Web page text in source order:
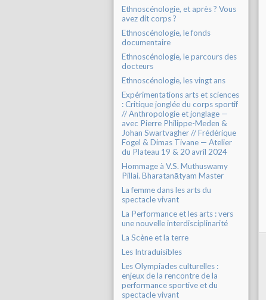
Ethnoscénologie, et après ? Vous
avez dit corps ?
Ethnoscénologie, le fonds
documentaire
Ethnoscénologie, le parcours des
docteurs
Ethnoscénologie, les vingt ans
Expérimentations arts et sciences
: Critique jonglée du corps sportif
// Anthropologie et jonglage —
avec Pierre Philippe-Meden &
Johan Swartvagher // Frédérique
Fogel & Dimas Tivane — Atelier
du Plateau 19 & 20 avril 2024
Hommage à V.S. Muthuswamy
Pillai. Bharatanātyam Master
La femme dans les arts du
spectacle vivant
La Performance et les arts : vers
une nouvelle interdisciplinarité
La Scène et la terre
Les Intraduisibles
Les Olympiades culturelles :
enjeux de la rencontre de la
performance sportive et du
spectacle vivant